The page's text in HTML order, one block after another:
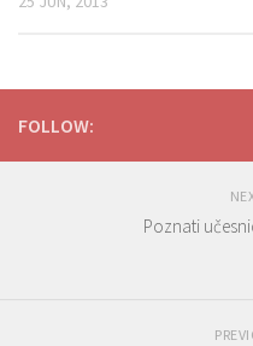
FOLLOW:
Poznati